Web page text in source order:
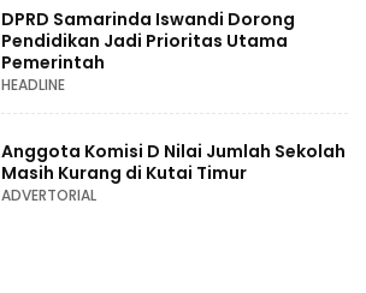
DPRD Samarinda Iswandi Dorong
Pendidikan Jadi Prioritas Utama
Pemerintah
HEADLINE
Anggota Komisi D Nilai Jumlah Sekolah
Masih Kurang di Kutai Timur
ADVERTORIAL